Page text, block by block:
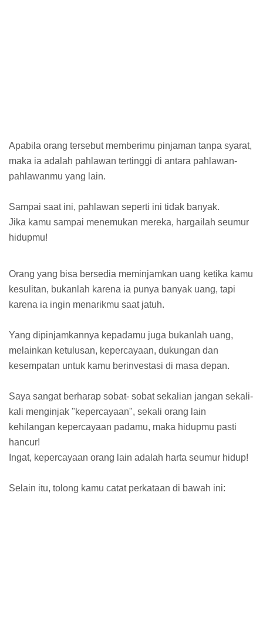
Apabila orang tersebut memberimu pinjaman tanpa syarat,
maka ia adalah pahlawan tertinggi di antara pahlawan-
pahlawanmu yang lain.
Sampai saat ini, pahlawan seperti ini tidak banyak.
Jika kamu sampai menemukan mereka, hargailah seumur
hidupmu!
Orang yang bisa bersedia meminjamkan uang ketika kamu
kesulitan, bukanlah karena ia punya banyak uang, tapi
karena ia ingin menarikmu saat jatuh.
Yang dipinjamkannya kepadamu juga bukanlah uang,
melainkan ketulusan, kepercayaan, dukungan dan
kesempatan untuk kamu berinvestasi di masa depan.
Saya sangat berharap sobat- sobat sekalian jangan sekali-
kali menginjak "kepercayaan", sekali orang lain
kehilangan kepercayaan padamu, maka hidupmu pasti
hancur!
Ingat, kepercayaan orang lain adalah harta seumur hidup!
Selain itu, tolong kamu catat perkataan di bawah ini: